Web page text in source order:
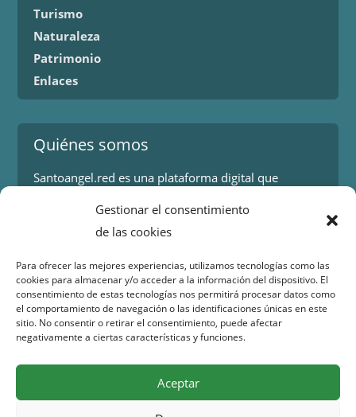
Gestionar el consentimiento
de las cookies
Para ofrecer las mejores experiencias, utilizamos tecnologías como las
cookies para almacenar y/o acceder a la información del dispositivo. El
consentimiento de estas tecnologías nos permitirá procesar datos como
el comportamiento de navegación o las identificaciones únicas en este
sitio. No consentir o retirar el consentimiento, puede afectar
negativamente a ciertas características y funciones.
Aceptar
Turismo
Naturaleza
Patrimonio
Enlaces
Quiénes somos
Santoangel.red es una plataforma digital que
Contacto
Isaac Peral 2
30151 Santo Ángel (Murcia)
info@santoangel.red